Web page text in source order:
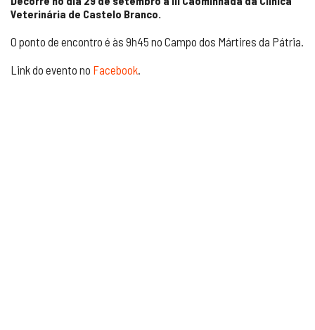
Veterinária de Castelo Branco.
O ponto de encontro é às 9h45 no Campo dos Mártires da Pátria.
Link do evento no Facebook.